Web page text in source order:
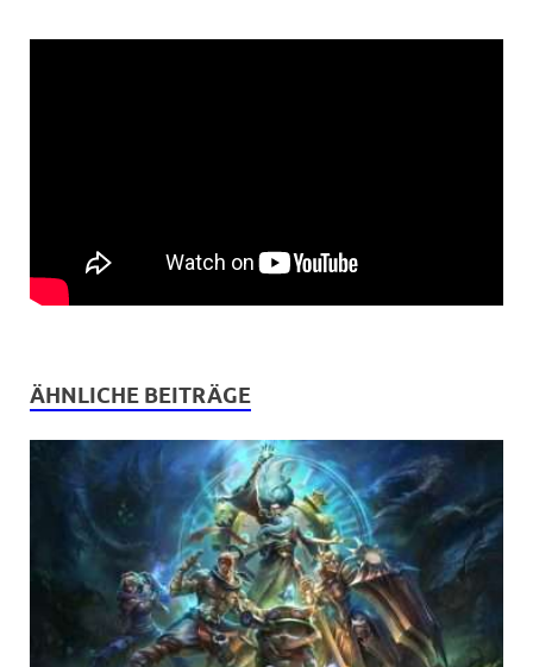
ÄHNLICHE BEITRÄGE